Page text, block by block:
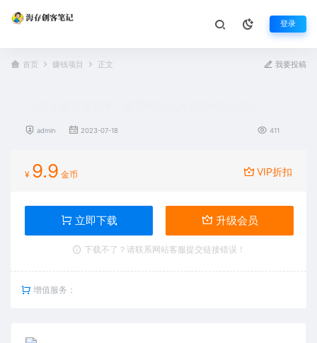
登录
首页 赚钱项目 正文 我要投稿
admin 2023-07-18 411
¥ 9.9 金币 VIP折扣
立即下载 升级会员
下载不了？请联系网站客服提交链接错误！
增值服务：